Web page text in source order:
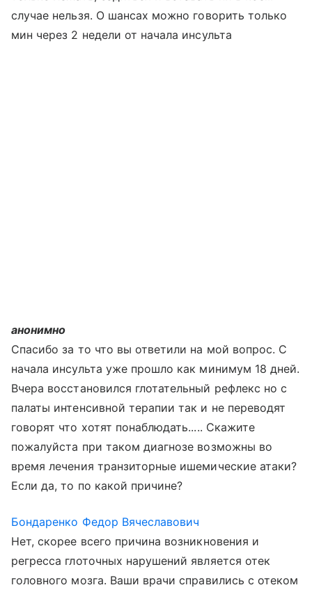
случае нельзя. О шансах можно говорить только
мин через 2 недели от начала инсульта
анонимно
Спасибо за то что вы ответили на мой вопрос. С
начала инсульта уже прошло как минимум 18 дней.
Вчера восстановился глотательный рефлекс но с
палаты интенсивной терапии так и не переводят
говорят что хотят понаблюдать..... Скажите
пожалуйста при таком диагнозе возможны во
время лечения транзиторные ишемические атаки?
Если да, то по какой причине?
Бондаренко Федор Вячеславович
Нет, скорее всего причина возникновения и
регресса глоточных нарушений является отек
головного мозга. Ваши врачи справились с отеком